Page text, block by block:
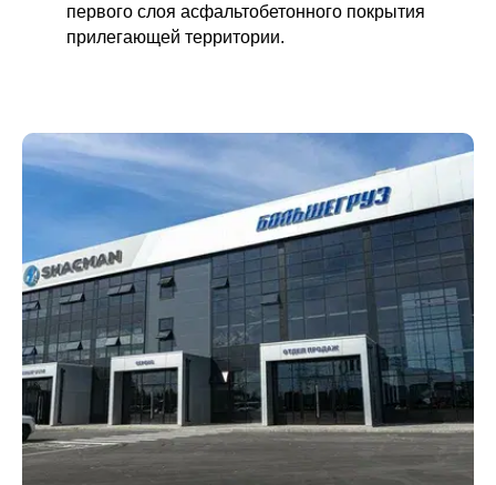
первого слоя асфальтобетонного покрытия
прилегающей территории.